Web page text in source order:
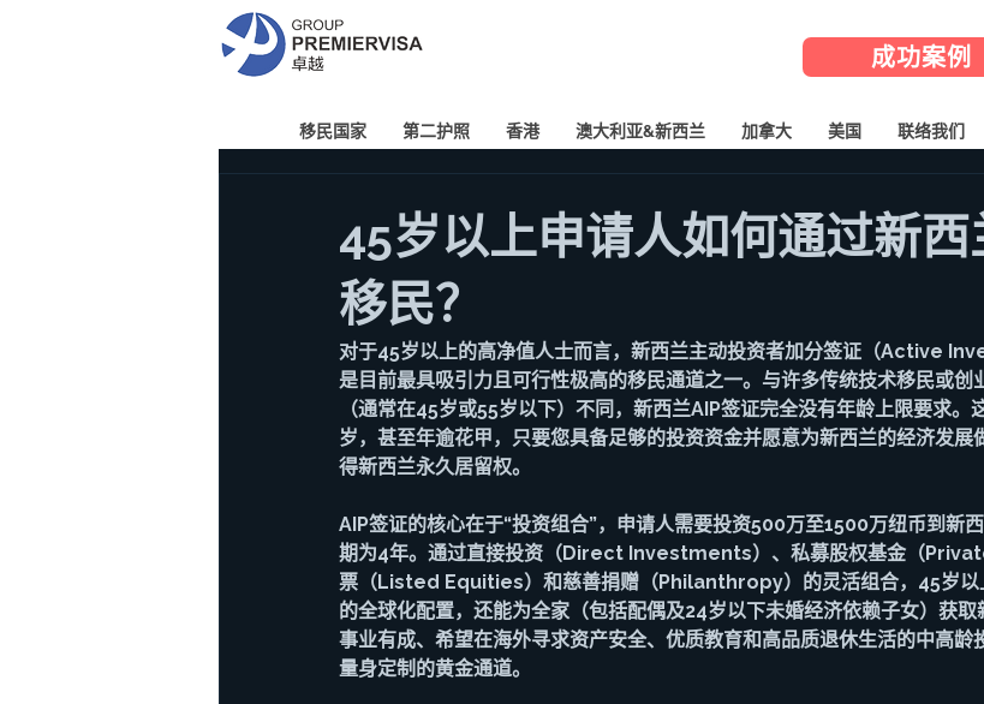
成功案例
移民国家 第二护照 香港 澳大利亚&新西兰 加拿大 美国 联络我们
45岁以上申请人如何通过新
移民？
对于45岁以上的高净值人士而言，新西兰主动投资者加分签证（Active
是目前最具吸引力且可行性极高的移民通道之一。与许多传统技术移民或创
（通常在45岁或55岁以下）不同，新西兰AIP签证完全没有年龄上限要求。
岁，甚至年逾花甲，只要您具备足够的投资资金并愿意为新西兰的经济发展
得新西兰永久居留权。
AIP签证的核心在于“投资组合”，申请人需要投资500万至1500万纽币到新
期为4年。通过直接投资（Direct Investments）、私募股权基金（
票（Listed Equities）和慈善捐赠（Philanthropy）的灵活组合，45岁以
的全球化配置，还能为全家（包括配偶及24岁以下未婚经济依赖子女）获
事业有成、希望在海外寻求资产安全、优质教育和高品质退休生活的中高龄
量身定制的黄金通道。